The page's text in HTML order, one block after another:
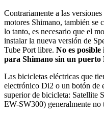
Contrariamente a las
motores Shimano, también se
lo tanto, es necesario que el
instalar la nueva versión de
Tube Port libre. No es
para Shimano sin un
Las bicicletas eléctricas que
electrónico Di2 o un botón de
superior de bicicleta: Satellite
EW-SW300) generalmente